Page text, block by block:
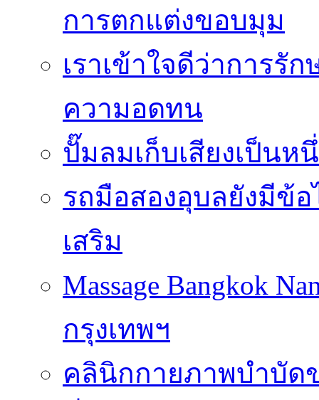
การตกแต่งขอบมุม
เราเข้าใจดีว่าการรั
ความอดทน
ปั๊มลมเก็บเสียงเป็น
รถมือสองอุบลยังมีข้อ
เสริม
Massage Bangkok
กรุงเทพฯ
คลินิกกายภาพบำบัด